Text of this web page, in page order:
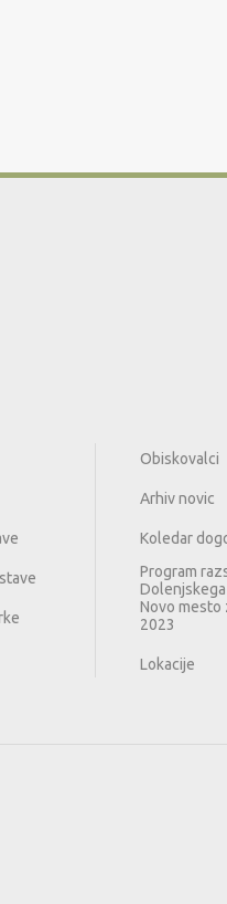
Obiskovalci
Arhiv novic
Koledar
Program
Novo mesto
2023
Lokacije